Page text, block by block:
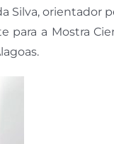
Silva, orientador
para a Mostra